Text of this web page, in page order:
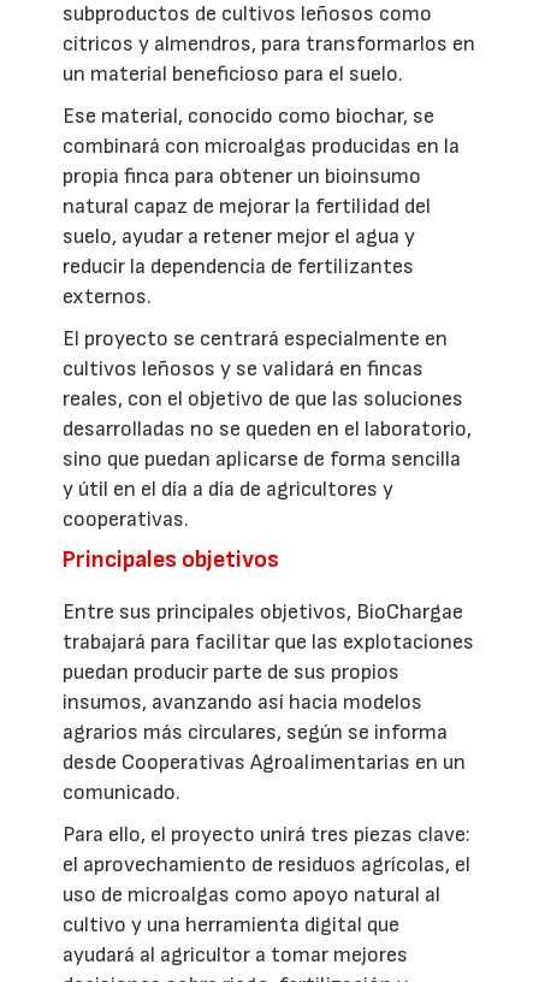
subproductos de cultivos leñosos como
cítricos y almendros, para transformarlos en
un material beneficioso para el suelo.
Ese material, conocido como biochar, se
combinará con microalgas producidas en la
propia finca para obtener un bioinsumo
natural capaz de mejorar la fertilidad del
suelo, ayudar a retener mejor el agua y
reducir la dependencia de fertilizantes
externos.
El proyecto se centrará especialmente en
cultivos leñosos y se validará en fincas
reales, con el objetivo de que las soluciones
desarrolladas no se queden en el laboratorio,
sino que puedan aplicarse de forma sencilla
y útil en el día a día de agricultores y
cooperativas.
Principales objetivos
Entre sus principales objetivos, BioChargae
trabajará para facilitar que las explotaciones
puedan producir parte de sus propios
insumos, avanzando así hacia modelos
agrarios más circulares, según se informa
desde Cooperativas Agroalimentarias en un
comunicado.
Para ello, el proyecto unirá tres piezas clave:
el aprovechamiento de residuos agrícolas, el
uso de microalgas como apoyo natural al
cultivo y una herramienta digital que
ayudará al agricultor a tomar mejores